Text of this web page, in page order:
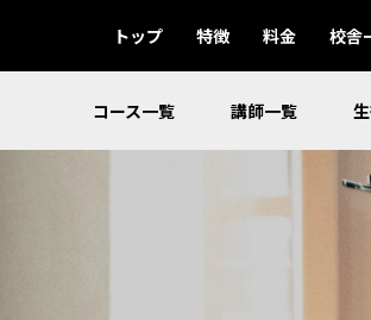
トップ 特徴 料金 校舎
コース一覧 講師一覧